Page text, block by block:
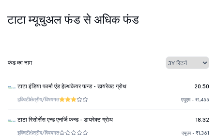
टाटा म्यूचुअल फंड से अधिक फंड
फंड का नाम
टाटा इंडिया फार्मा एंड हेल्थकेयर फन्ड - डायरेक्ट ग्रोथ 20.50
इक्विटीक्षेत्रीय/विषयगत एयूएम - ₹1,455
टाटा रिसोर्सेस एन्ड एनर्जि फन्ड - डायरेक्ट ग्रोथ 18.32
इक्विटीक्षेत्रीय/विषयगत एयूएम - ₹1,361